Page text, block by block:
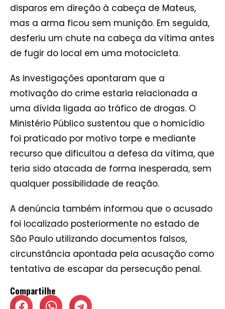
disparos em direção à cabeça de Mateus,
mas a arma ficou sem munição. Em seguida,
desferiu um chute na cabeça da vítima antes
de fugir do local em uma motocicleta.
As investigações apontaram que a
motivação do crime estaria relacionada a
uma dívida ligada ao tráfico de drogas. O
Ministério Público sustentou que o homicídio
foi praticado por motivo torpe e mediante
recurso que dificultou a defesa da vítima, que
teria sido atacada de forma inesperada, sem
qualquer possibilidade de reação.
A denúncia também informou que o acusado
foi localizado posteriormente no estado de
São Paulo utilizando documentos falsos,
circunstância apontada pela acusação como
tentativa de escapar da persecução penal.
Compartilhe